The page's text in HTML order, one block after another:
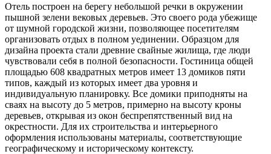
Отель построен на берегу небольшой речки в окружении
пышной зелени вековых деревьев. Это своего рода убежище
от шумной городской жизни, позволяющее посетителям
организовать отдых в полном уединении. Образцом для
дизайна проекта стали древние свайные жилища, где люди
чувствовали себя в полной безопасности. Гостиница общей
площадью 608 квадратных метров имеет 13 домиков пяти
типов, каждый из которых имеет два уровня и
индивидуальную планировку. Все домики приподняты на
сваях на высоту до 5 метров, примерно на высоту кроны
деревьев, открывая из окон беспрепятственный вид на
окрестности. Для их строительства и интерьерного
оформления использованы материалы, соответствующие
географическому и историческому контексту.